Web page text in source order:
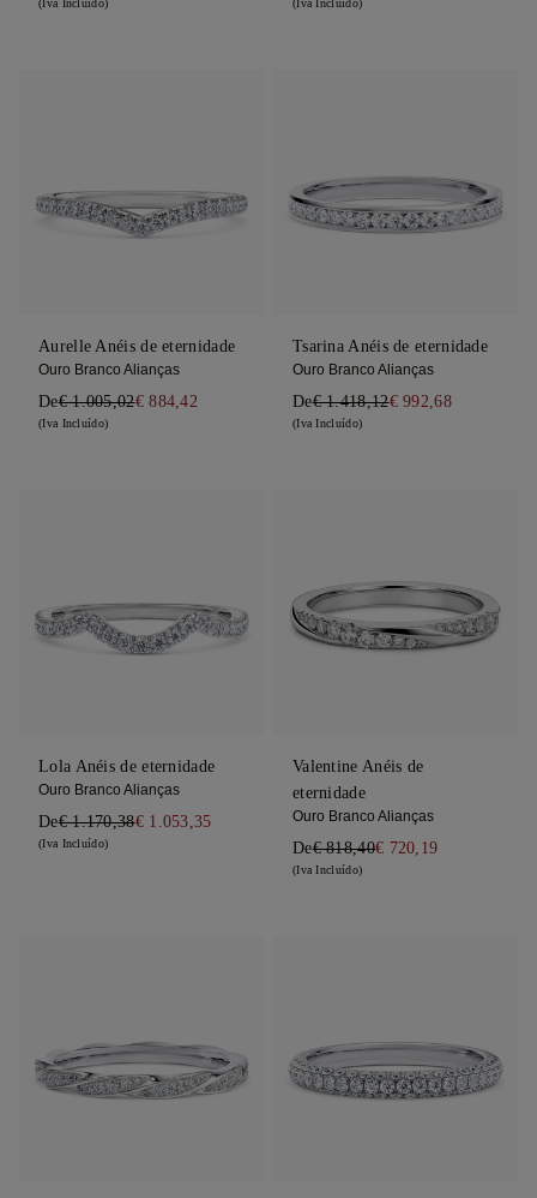
(Iva Incluído) (Iva Incluído)
Aurelle Anéis de eternidade
Ouro Branco Alianças
De€ 1.005,02€ 884,42
(Iva Incluído)
Tsarina Anéis de eternidade
Ouro Branco Alianças
De€ 1.418,12€ 992,68
(Iva Incluído)
Lola Anéis de eternidade
Ouro Branco Alianças
De€ 1.170,38€ 1.053,35
(Iva Incluído)
Valentine Anéis de
eternidade
Ouro Branco Alianças
De€ 818,40€ 720,19
(Iva Incluído)